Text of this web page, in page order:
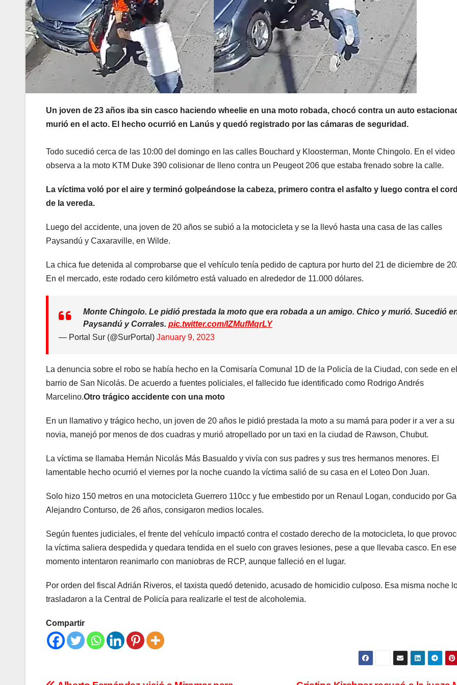
Un joven de 23 años iba sin casco haciendo wheelie en una moto robada, chocó contra un auto
murió en el acto. El hecho ocurrió en Lanús y quedó registrado por las cámaras de seguridad.
Todo sucedió cerca de las 10:00 del domingo en las calles Bouchard y Kloosterman, Monte Chingolo. En el video
observa a la moto KTM Duke 390 colisionar de lleno contra un Peugeot 206 que estaba frenado sobre la calle.
La víctima voló por el aire y terminó golpeándose la cabeza, primero contra el asfalto y luego contra el
de la vereda.
Luego del accidente, una joven de 20 años se subió a la motocicleta y se la llevó hasta una casa de las calles
Paysandú y Caxaraville, en Wilde.
La chica fue detenida al comprobarse que el vehículo tenía pedido de captura por hurto del 21 de diciembre de
En el mercado, este rodado cero kilómetro está valuado en alrededor de 11.000 dólares.
Monte Chingolo. Le pidió prestada la moto que era robada a un amigo. Chico y murió. Sucedió
Paysandú y Corrales. pic.twitter.com/IZMufMqrLY
— Portal Sur (@SurPortal) January 9, 2023
La denuncia sobre el robo se había hecho en la Comisaría Comunal 1D de la Policía de la Ciudad, con sede en el
barrio de San Nicolás. De acuerdo a fuentes policiales, el fallecido fue identificado como Rodrigo Andrés
Marcelino.Otro trágico accidente con una moto
En un llamativo y trágico hecho, un joven de 20 años le pidió prestada la moto a su mamá para poder ir a ver a su
novia, manejó por menos de dos cuadras y murió atropellado por un taxi en la ciudad de Rawson, Chubut.
La víctima se llamaba Hernán Nicolás Más Basualdo y vivía con sus padres y sus tres hermanos menores. El
lamentable hecho ocurrió el viernes por la noche cuando la víctima salió de su casa en el Loteo Don Juan.
Solo hizo 150 metros en una motocicleta Guerrero 110cc y fue embestido por un Renaul Logan, conducido por
Alejandro Conturso, de 26 años, consigaron medios locales.
Según fuentes judiciales, el frente del vehículo impactó contra el costado derecho de la motocicleta, lo que
la víctima saliera despedida y quedara tendida en el suelo con graves lesiones, pese a que llevaba casco. En ese
momento intentaron reanimarlo con maniobras de RCP, aunque falleció en el lugar.
Por orden del fiscal Adrián Riveros, el taxista quedó detenido, acusado de homicidio culposo. Esa misma noche
trasladaron a la Central de Policía para realizarle el test de alcoholemia.
Compartir
MENDOZA
Desde Chile,
reclaman la
reapertura del
Paso
Internacional
Los
pérdidas
8 AGOSTO, 2026
MENDOZA
Hubo
en la
ARGENTINA
Messi, el papá
de Lionel
Messi
8 AGOSTO, 2026
ARGENTINA
le
San
250
7